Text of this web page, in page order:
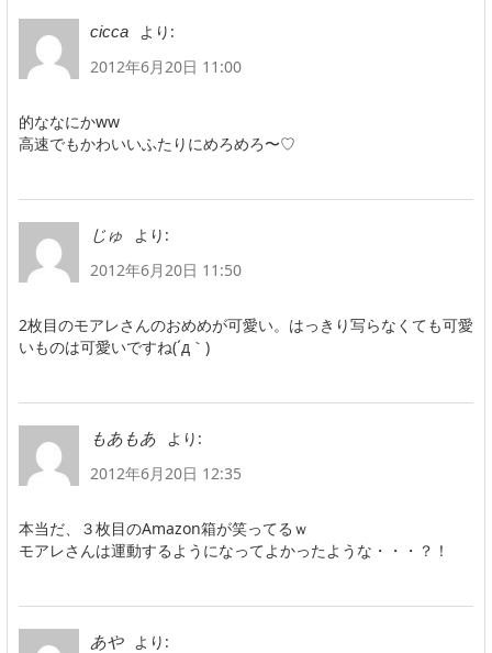
cicca
より:
2012年6月20日 11:00
的ななにかww
高速でもかわいいふたりにめろめろ〜♡
じゅ
より:
2012年6月20日 11:50
2枚目のモアレさんのおめめが可愛い。はっきり写らなくても可愛
いものは可愛いですね(´д｀)
もあもあ
より:
2012年6月20日 12:35
本当だ、３枚目のAmazon箱が笑ってるｗ
モアレさんは運動するようになってよかったような・・・？！
あや
より: